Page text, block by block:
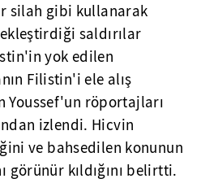
silah gibi kullanarak
saldırılar
yok edilen
Filistin'i ele alış
Youssef'un röportajları
izlendi. Hicvin
ve bahsedilen konunun
görünür kıldığını belirtti.